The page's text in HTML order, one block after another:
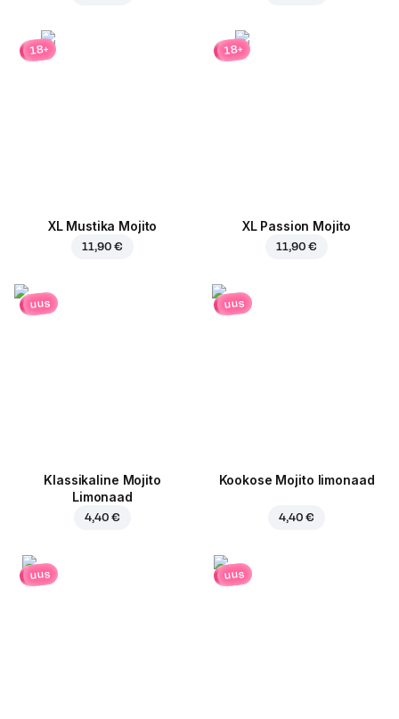
18+
XL Mustika Mojito
11,90 €
18+
XL Passion Mojito
11,90 €
uus
Klassikaline Mojito
Limonaad
4,40 €
uus
Kookose Mojito limonaad
4,40 €
uus uus